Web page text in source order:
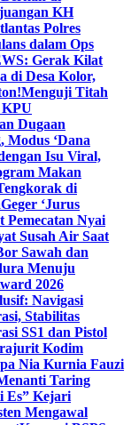
KH
Polres
dalam Ops
Gerak Kilat
di Desa Kolor,
Menguji Titah
Dugaan
Modus ‘Dana
Isu Viral,
Makan
di
Geger ‘Jurus
Pemecatan Nyai
Susah Air Saat
Sawah dan
Menuju
2026
Navigasi
Stabilitas
SS1 dan Pistol
Kodim
Nia Kurnia Fauzi
Taring
Es” Kejari
Mengawal